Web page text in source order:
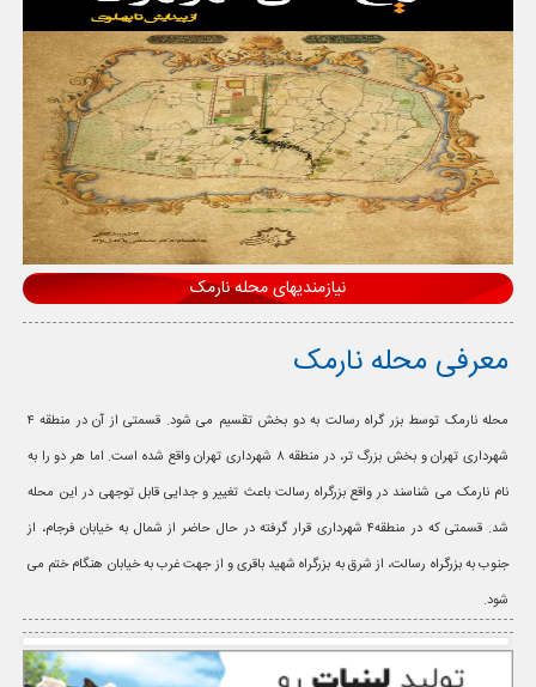
نیازمندیهای محله نارمک
معرفی محله نارمک
محله نارمک توسط بزر گراه رسالت به دو بخش تقسیم می شود. قسمتی از آن در منطقه ۴
شهرداری تهران و بخش بزرگ تر، در منطقه ۸ شهرداری تهران واقع شده است. اما هر دو را به
نام نارمک می شناسند در واقع بزرگراه رسالت باعث تغییر و جدایی قابل توجهی در این محله
شد. قسمتی که در منطقه۴ شهرداری قرار گرفته در حال حاضر از شمال به خیابان فرجام، از
جنوب به بزرگراه رسالت، از شرق به بزرگراه شهید باقری و از جهت غرب به خیابان هنگام ختم می
شود.